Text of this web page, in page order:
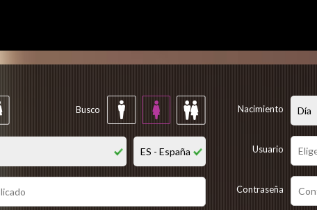
Busco Nacimiento
Usuario
Contraseña